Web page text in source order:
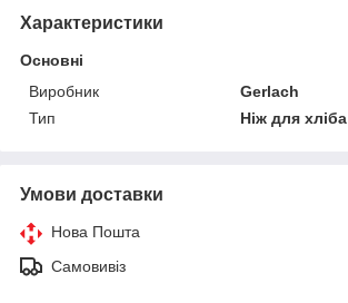
Характеристики
Основні
Виробник
Gerlach
Тип
Ніж для хліба
Умови доставки
Нова Пошта
Самовивіз